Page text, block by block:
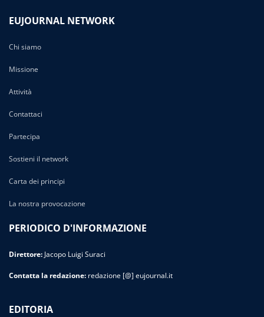
EUJOURNAL NETWORK
Chi siamo
Missione
Attività
Contattaci
Partecipa
Sostieni il network
Carta dei principi
La nostra provocazione
PERIODICO D'INFORMAZIONE
Direttore: Jacopo Luigi Suraci
Contatta la redazione: redazione [@] eujournal.it
EDITORIA